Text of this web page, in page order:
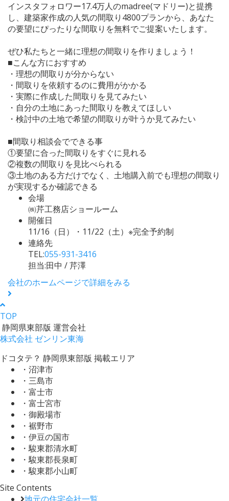
インスタフォロワー17.4万人のmadree(マドリー)と提携
し、建築家作成の人気の間取り4800プランから、あなた
の要望にぴったりな間取りを無料でご提案いたします。
ぜひ私たちと一緒に理想の間取りを作りましょう！
■こんな方におすすめ
・理想の間取りが分からない
・間取りを依頼するのに費用がかかる
・実際に作成した間取りを見てみたい
・自分の土地にあった間取りを教えてほしい
・検討中の土地で希望の間取りが叶うか見てみたい
■間取り相談会でできる事
①要望に合った間取りをすぐに見れる
②複数の間取りを見比べられる
③土地のある方だけでなく、土地購入前でも理想の間取り
が実現するか確認できる
会場
㈱芹工務店ショールーム
開催日
11/16（日）・11/22（土）※完全予約制
連絡先
TEL:055-931-3416
担当:田中 / 芹澤
会社のホームページで詳細をみる
TOP
静岡県東部版 運営会社
株式会社 ゼンリン東海
ドコタテ？ 静岡県東部版 掲載エリア
・沼津市
・三島市
・富士市
・富士宮市
・御殿場市
・裾野市
・伊豆の国市
・駿東郡清水町
・駿東郡長泉町
・駿東郡小山町
Site Contents